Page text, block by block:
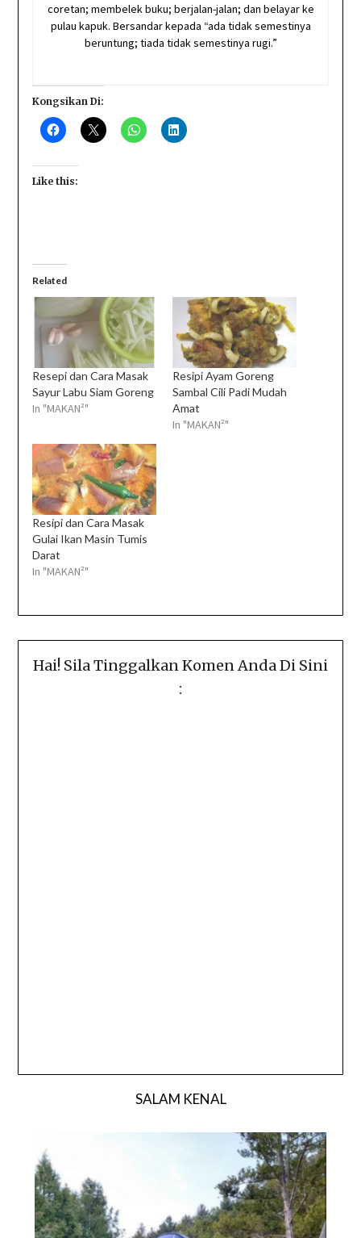
coretan; membelek buku; berjalan-jalan; dan belayar ke
pulau kapuk. Bersandar kepada “ada tidak semestinya
beruntung; tiada tidak semestinya rugi.”
Kongsikan Di:
Like this:
Related
Resepi dan Cara Masak
Sayur Labu Siam Goreng
In "MAKAN²"
Resipi Ayam Goreng
Sambal Cili Padi Mudah
Amat
In "MAKAN²"
Resipi dan Cara Masak
Gulai Ikan Masin Tumis
Darat
In "MAKAN²"
Hai! Sila Tinggalkan Komen Anda Di Sini
:
SALAM KENAL